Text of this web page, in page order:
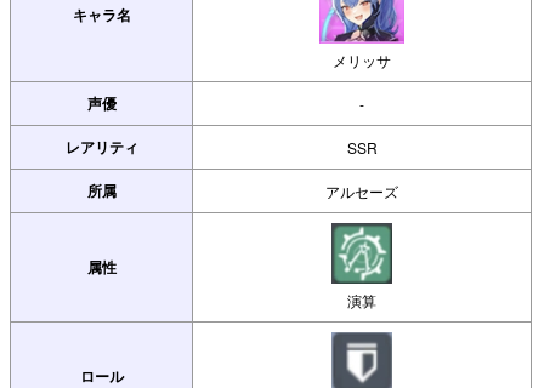
キャラ名
メリッサ
声優 -
レアリティ SSR
所属 アルセーズ
属性
演算
ロール